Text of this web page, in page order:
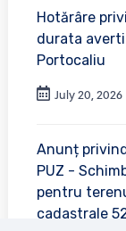
Hotărâre
durata
Portocaliu
July 20, 2026
Anunț
PUZ -
pentru
cadastrale